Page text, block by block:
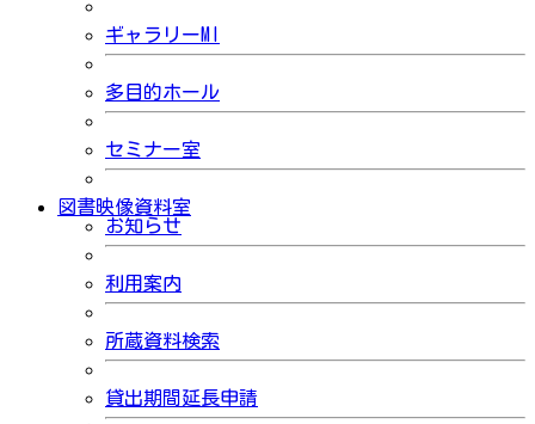
ギャラリーMI
多目的ホール
セミナー室
図書映像資料室
お知らせ
利用案内
所蔵資料検索
貸出期間延長申請